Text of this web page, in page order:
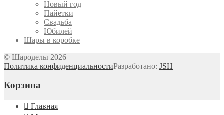
Новый год
Пайетки
Свадьба
Юбилей
Шары в коробке
© Шароделы 2026
Политика конфиденциальностиРазработано: JSH
Корзина
Главная